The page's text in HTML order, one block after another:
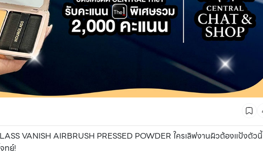
VANISH AIRBRUSH PRESSED POWDER ใครเลิฟงานผิวต้องแป้งตัวนี้
ทย์!
CMG SHOP SHOP รวมแบรนด์ตัวท็อป ลดสูงสุด50%